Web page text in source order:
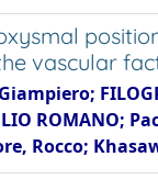
vascular
ROMANO;
Rocco;